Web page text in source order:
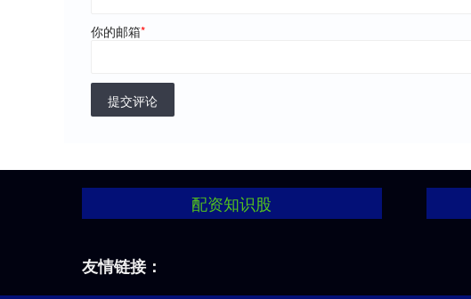
你的邮箱*
提交评论
配资知识股
友情链接：